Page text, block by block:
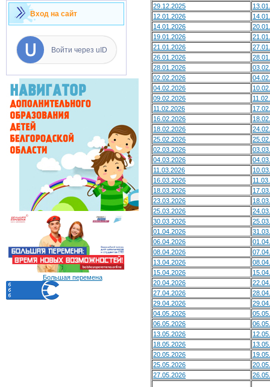
Вход на сайт
Войти через uID
Большая перемена
29.12.2025
12.01.2026
14.01.2026
19.01.2026
21.01.2026
26.01.2026
28.01.2026
02.02.2026
04.02.2026
09.02.2026
11.02.2026
16.02.2026
18.02.2026
25.02.2026
02.03.2026
04.03.2026
11.03.2026
16.03.2026
18.03.2026
23.03.2026
25.03.2026
30.03.2026
01.04.2026
06.04.2026
08.04.2026
13.04.2026
15.04.2026
20.04.2026
27.04.2026
29.04.2026
04.05.2026
06.05.2026
13.05.2026
18.05.2026
20.05.2026
25.05.2026
27.05.2026